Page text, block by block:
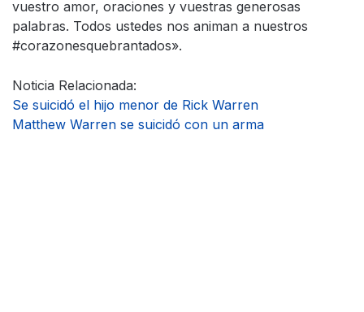
vuestro amor, oraciones y vuestras generosas
palabras. Todos ustedes nos animan a nuestros
#corazonesquebrantados».
Noticia Relacionada:
Se suicidó el hijo menor de Rick Warren
Matthew Warren se suicidó con un arma